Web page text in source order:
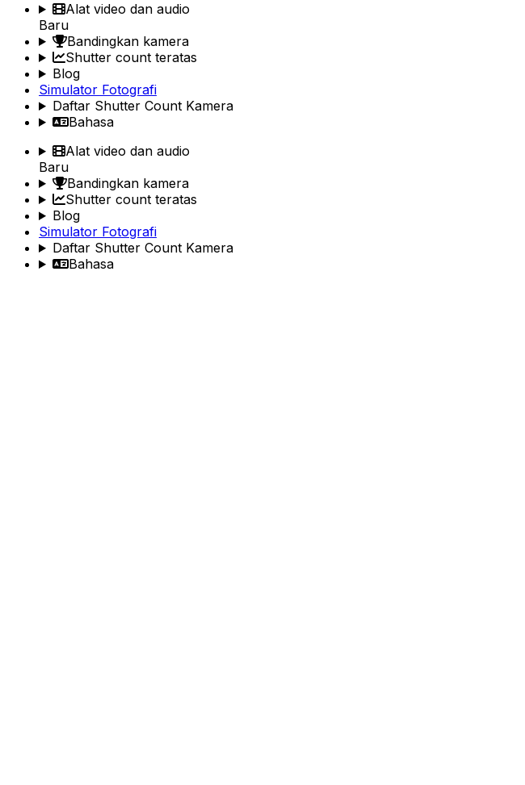
Alat video dan audio
Baru
Bandingkan kamera
Shutter count teratas
Blog
Simulator Fotografi
Daftar Shutter Count Kamera
Bahasa
Alat video dan audio
Baru
Bandingkan kamera
Shutter count teratas
Blog
Simulator Fotografi
Daftar Shutter Count Kamera
Bahasa